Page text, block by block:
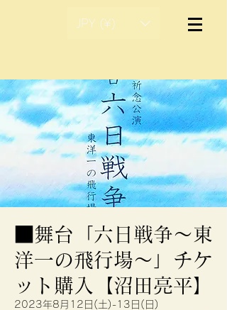
JPY (¥)
■舞台「六日戦争～東
洋一の飛行場〜」チケ
ット購入【沼田亮平】
2023年8月12日(土)-13日(日)